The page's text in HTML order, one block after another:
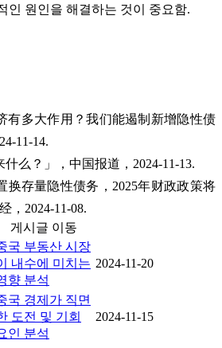
인 원인을 해결하는 것이 중요함.
有多大作用？我们能遏制新增隐性债
11-14.
么？」，中国报道，2024-11-13.
换存量隐性债务，2025年财政政策将
，2024-11-08.
게시글 이동
국 부동산 시장
내수에 미치는
향 분석
2024-11-20
국 경제가 직면
도전 및 기회
인 분석
2024-11-15